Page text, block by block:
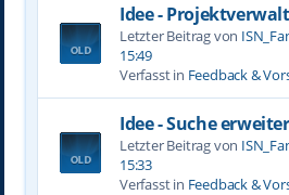
Idee -
Letzter Beitrag von
15:49
Verfasst in Feedback &
Idee - Suche
Letzter Beitrag von
15:33
Verfasst in Feedback &